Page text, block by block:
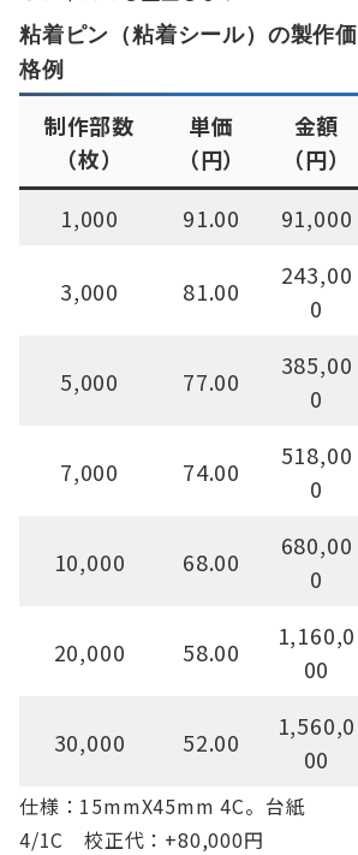
粘着ピン（粘着シール）の製作価
格例
制作部数
（枚）
単価
（円）
金額
（円）
1,000
91.00 91,000
3,000 81.00
243,00
0
5,000 77.00
385,00
0
7,000 74.00
518,00
0
10,000 68.00
680,00
0
20,000 58.00
1,160,0
00
30,000 52.00
1,560,0
00
仕様：15mmX45mm 4C。台紙
4/1C 校正代：+80,000円